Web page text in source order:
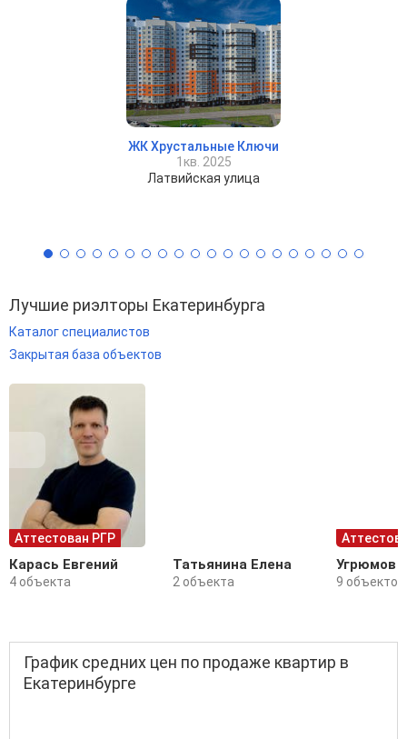
ЖК Хрустальные Ключи
1кв. 2025
Латвийская улица
Лучшие риэлторы Екатеринбурга
Каталог специалистов
Закрытая база объектов
Аттестован РГР
Карась Евгений
4 объекта
Татьянина Елена
2 объекта
Угрюмов
9 объектов
График средних цен по продаже квартир в
Екатеринбурге